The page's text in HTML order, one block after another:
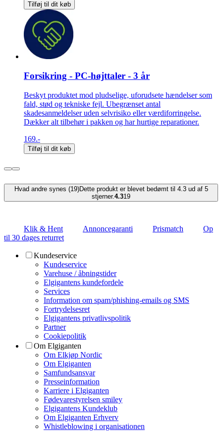
Tilføj til dit køb
Forsikring - PC-højttaler - 3 år
Beskyt produktet mod pludselige, uforudsete hændelser som
fald, stød og tekniske fejl. Ubegrænset antal
skadesanmeldelser uden selvrisiko eller værdiforringelse.
Dækker alt tilbehør i pakken og har hurtige reparationer.
169.-
Tilføj til dit køb
Hvad andre synes (19)Dette produkt er blevet bedømt til 4.3 ud af 5
stjerner.4.319
Klik & Hent Annoncegaranti Prismatch
Op
til 30 dages returret
Kundeservice
Kundeservice
Varehuse / åbningstider
Elgigantens kundefordele
Services
Information om spam/phishing-emails og SMS
Fortrydelsesret
Elgigantens privatlivspolitik
Partner
Cookiepolitik
Om Elgiganten
Om Elkjøp Nordic
Om Elgiganten
Samfundsansvar
Presseinformation
Karriere i Elgiganten
Fødevarestyrelsen smiley
Elgigantens Kundeklub
Om Elgiganten Erhverv
Whistleblowing i organisationen